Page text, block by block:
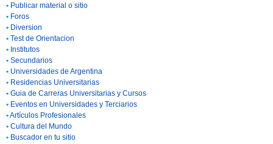
• Publicar material o sitio
• Foros
• Diversion
• Test de Orientacion
• Institutos
• Secundarios
• Universidades de Argentina
• Residencias Universitarias
• Guia de Carreras Universitarias y Cursos
• Eventos en Universidades y Terciarios
•Artículos Profesionales
• Cultura del Mundo
• Buscador en tu sitio